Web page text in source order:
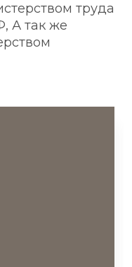
труда
А так же